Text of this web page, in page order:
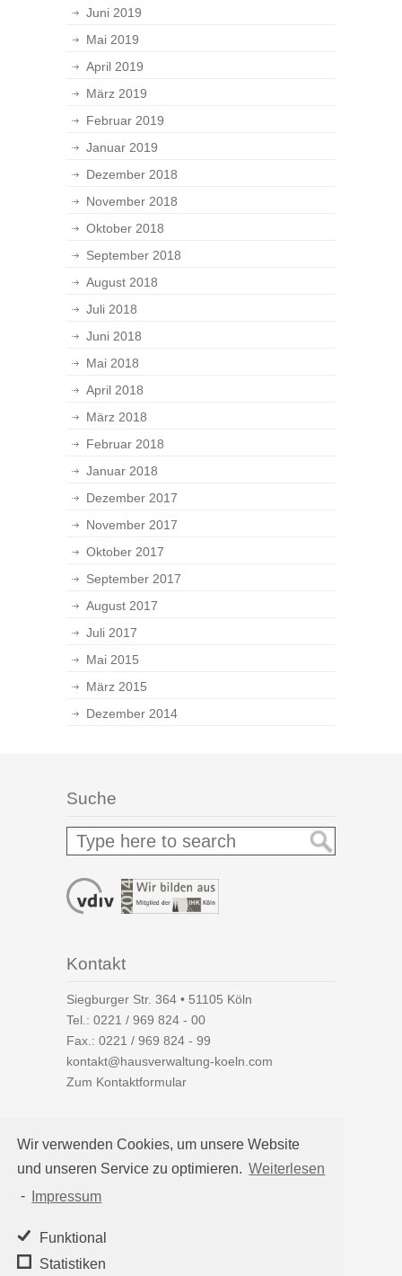
Wir verwenden Cookies, um unsere Website
und unseren Service zu optimieren. Weiterlesen
-
Impressum
Funktional
Statistiken
Juni 2019
Mai 2019
April 2019
März 2019
Februar 2019
Januar 2019
Dezember 2018
November 2018
Oktober 2018
September 2018
August 2018
Juli 2018
Juni 2018
Mai 2018
April 2018
März 2018
Februar 2018
Januar 2018
Dezember 2017
November 2017
Oktober 2017
September 2017
August 2017
Juli 2017
Mai 2015
März 2015
Dezember 2014
Suche
Kontakt
Siegburger Str. 364 • 51105 Köln
Tel.: 0221 / 969 824 - 00
Fax.: 0221 / 969 824 - 99
kontakt@hausverwaltung-koeln.com
Zum Kontaktformular
Auf einen Blick
Hausverwaltung Köln
Immobilienverwaltung Köln
WEG-Verwaltung